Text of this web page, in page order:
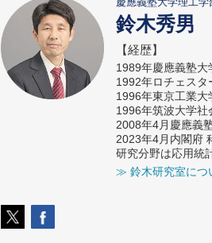
鈴木秀男
【経歴】
1989年慶應義塾大
1992年ロチェスタ
1996年東京工業大
1996年筑波大学社
2008年4月慶應義
2023年4月内閣府
研究分野は応用統
≫ 鈴木研究室につ